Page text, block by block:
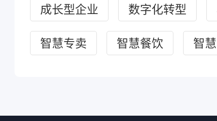
成长型企业 数字化转型
智慧专卖 智慧餐饮 智